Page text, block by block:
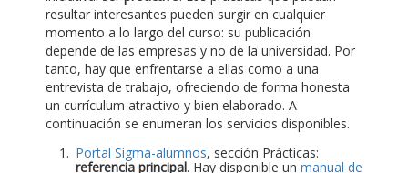
resultar interesantes pueden surgir en cualquier
momento a lo largo del curso: su publicación
depende de las empresas y no de la universidad. Por
tanto, hay que enfrentarse a ellas como a una
entrevista de trabajo, ofreciendo de forma honesta
un currículum atractivo y bien elaborado. A
continuación se enumeran los servicios disponibles.
Portal Sigma-alumnos, sección Prácticas:
referencia principal. Hay disponible un manual de